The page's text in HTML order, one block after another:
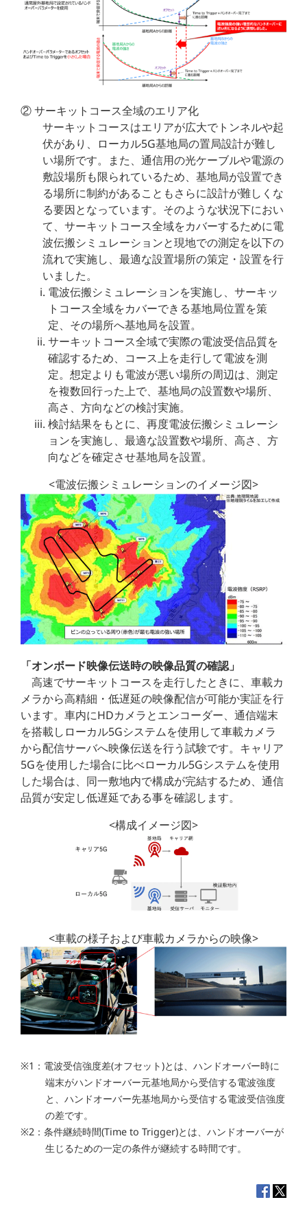
② サーキットコース全域のエリア化
サーキットコースはエリアが広大でトンネルや起
伏があり、ローカル5G基地局の置局設計が難し
い場所です。また、通信用の光ケーブルや電源の
敷設場所も限られているため、基地局が設置でき
る場所に制約があることもさらに設計が難しくな
る要因となっています。そのような状況下におい
て、サーキットコース全域をカバーするために電
波伝搬シミュレーションと現地での測定を以下の
流れで実施し、最適な設置場所の策定・設置を行
いました。
電波伝搬シミュレーションを実施し、サーキッ
トコース全域をカバーできる基地局位置を策
定、その場所へ基地局を設置。
サーキットコース全域で実際の電波受信品質を
確認するため、コース上を走行して電波を測
定。想定よりも電波が悪い場所の周辺は、測定
を複数回行った上で、基地局の設置数や場所、
高さ、方向などの検討実施。
検討結果をもとに、再度電波伝搬シミュレーシ
ョンを実施し、最適な設置数や場所、高さ、方
向などを確定させ基地局を設置。
<電波伝搬シミュレーションのイメージ図>
「オンボード映像伝送時の映像品質の確認」
高速でサーキットコースを走行したときに、車載カ
メラから高精細・低遅延の映像配信が可能か実証を行
います。車内にHDカメラとエンコーダー、通信端末
を搭載しローカル5Gシステムを使用して車載カメラ
から配信サーバへ映像伝送を行う試験です。キャリア
5Gを使用した場合に比べローカル5Gシステムを使用
した場合は、同一敷地内で構成が完結するため、通信
品質が安定し低遅延である事を確認します。
<構成イメージ図>
<車載の様子および車載カメラからの映像>
※1：電波受信強度差(オフセット)とは、ハンドオーバー時に
端末がハンドオーバー元基地局から受信する電波強度
と、ハンドオーバー先基地局から受信する電波受信強度
の差です。
※2：条件継続時間(Time to Trigger)とは、ハンドオーバーが
生じるための一定の条件が継続する時間です。